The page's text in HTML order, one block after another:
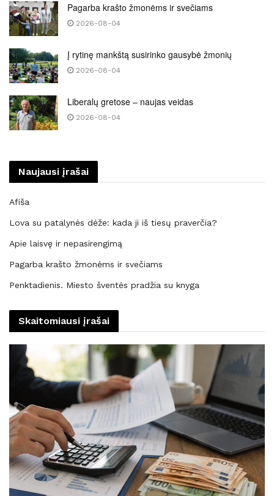
Pagarba krašto žmonėms ir svečiams
2026-08-04
Į rytinę mankštą susirinko gausybė žmonių
2026-08-04
Liberalų gretose – naujas veidas
2026-08-04
Naujausi įrašai
Afiša
Lova su patalynės dėže: kada ji iš tiesų praverčia?
Apie laisvę ir nepasirengimą
Pagarba krašto žmonėms ir svečiams
Penktadienis. Miesto šventės pradžia su knyga
Skaitomiausi įrašai